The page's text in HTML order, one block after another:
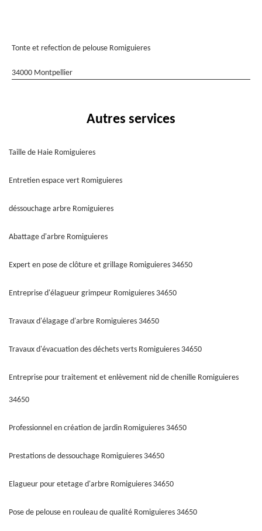
Tonte et refection de pelouse Romiguieres
34000 Montpellier
Autres services
Taille de Haie Romiguieres
Entretien espace vert Romiguieres
déssouchage arbre Romiguieres
Abattage d'arbre Romiguieres
Expert en pose de clôture et grillage Romiguieres 34650
Entreprise d'élagueur grimpeur Romiguieres 34650
Travaux d'élagage d'arbre Romiguieres 34650
Travaux d'évacuation des déchets verts Romiguieres 34650
Entreprise pour traitement et enlèvement nid de chenille Romiguieres
34650
Professionnel en création de jardin Romiguieres 34650
Prestations de dessouchage Romiguieres 34650
Elagueur pour etetage d'arbre Romiguieres 34650
Pose de pelouse en rouleau de qualité Romiguieres 34650